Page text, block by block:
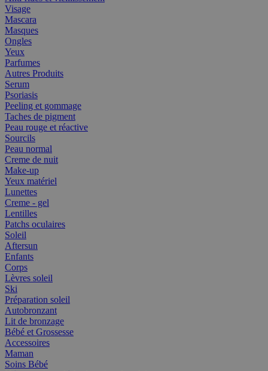
Visage
Mascara
Masques
Ongles
Yeux
Parfumes
Autres Produits
Serum
Psoriasis
Peeling et gommage
Taches de pigment
Peau rouge et réactive
Sourcils
Peau normal
Creme de nuit
Make-up
Yeux matériel
Lunettes
Creme - gel
Lentilles
Patchs oculaires
Soleil
Aftersun
Enfants
Corps
Lèvres soleil
Ski
Préparation soleil
Autobronzant
Lit de bronzage
Bébé et Grossesse
Accessoires
Maman
Soins Bébé